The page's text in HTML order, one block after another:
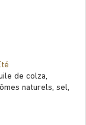
de colza,
naturels, sel,